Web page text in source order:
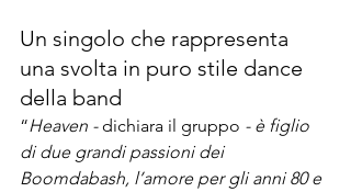
Un singolo che rappresenta
una svolta in puro stile dance
della band
“Heaven - dichiara il gruppo - è figlio
di due grandi passioni dei
Boomdabash, l’amore per gli anni 80 e